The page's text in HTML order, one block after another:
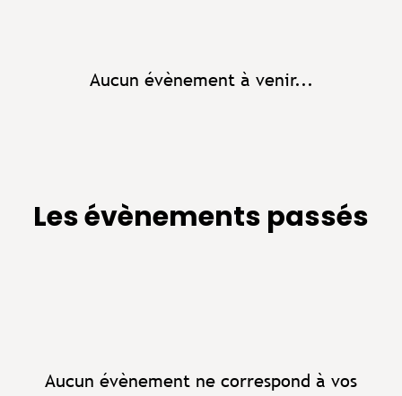
Aucun évènement à venir...
Les évènements passés
Aucun évènement ne correspond à vos